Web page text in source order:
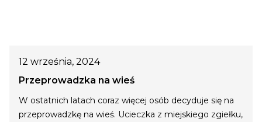
12 września, 2024
Przeprowadzka na wieś
W ostatnich latach coraz więcej osób decyduje się na
przeprowadzkę na wieś. Ucieczka z miejskiego zgiełku,